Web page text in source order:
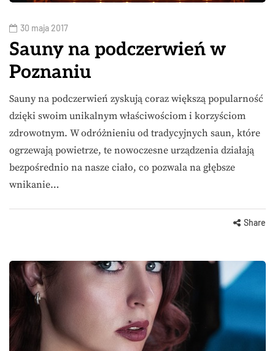
30 maja 2017
Sauny na podczerwień w
Poznaniu
Sauny na podczerwień zyskują coraz większą popularność
dzięki swoim unikalnym właściwościom i korzyściom
zdrowotnym. W odróżnieniu od tradycyjnych saun, które
ogrzewają powietrze, te nowoczesne urządzenia działają
bezpośrednio na nasze ciało, co pozwala na głębsze
wnikanie…
Share